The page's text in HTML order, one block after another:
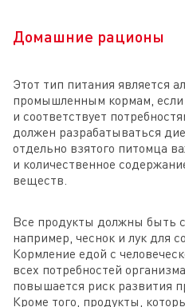
Домашние рационы
Этот тип питания является
промышленным кормам, если
и соответствует
должен разрабатываться
отдельно взятого питомца
и количественное
веществ.
Все продукты должны быть
например, чеснок и лук для
Кормление едой с
всех потребностей
повышается риск развития
Кроме того, продукты,